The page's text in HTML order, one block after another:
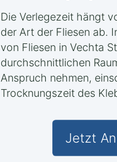
Die Verlegezeit hängt
der Art der Fliesen ab.
von Fliesen in Vechta
durchschnittlichen
Anspruch nehmen,
Trocknungszeit des
Jetzt